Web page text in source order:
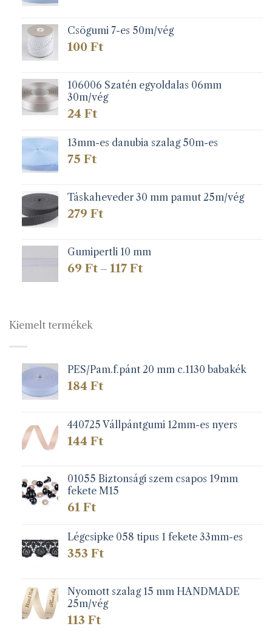
279 Ft
Csögumi 7-es 50m/vég
100 Ft
106006 Szatén egyoldalas 06mm
30m/vég
24 Ft
13mm-es danubia szalag 50m-es
75 Ft
Táskaheveder 30 mm pamut 25m/vég
279 Ft
Gumipertli 10 mm
69 Ft – 117 FtÁrtartomány:
Kiemelt termékek
PES/Pam.f.pánt 20 mm c.1130 babakék
184 Ft
440725 Vállpántgumi 12mm-es nyers
144 Ft
01055 Biztonsági szem csapos 19mm
fekete M15
61 Ft
Légcsipke 058 tipus 1 fekete 33mm-es
353 Ft
Nyomott szalag 15 mm HANDMADE
25m/vég
113 Ft